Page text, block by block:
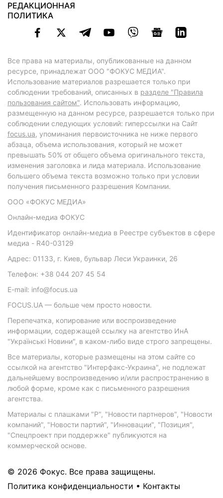
РЕДАКЦИОННАЯ
ПОЛИТИКА
Все права на материалы, опубликованные на данном
ресурсе, принадлежат ООО "ФОКУС МЕДИА".
Использование материалов разрешается только при
соблюдении требований, описанных в разделе "Правила
пользования сайтом". Использовать информацию,
размещенную на данном ресурсе, разрешается только при
соблюдении следующих условий: гиперссылки на Сайт
focus.ua, упоминания первоисточника не ниже первого
абзаца, объема использования, который не может
превышать 50% от общего объема оригинального текста,
изменения заголовка и лида материала. Использование
большего объема текста возможно только при условии
получения письменного разрешения Компании.
ООО «ФОКУС МЕДИА»
Онлайн-медиа ФОКУС
Идентификатор онлайн-медиа в Реестре субъектов в сфере
медиа - R40-03129
Адрес: 01133, г. Киев, бульвар Леси Украинки, 26
Телефон: +38 044 207 45 54
E-mail: info@focus.ua
FOCUS.UA — больше чем просто новости.
Перепечатка, копирование или воспроизведение
информации, содержащей ссылку на агентство ИнА
"Українські Новини", в каком-либо виде строго запрещены.
Все материалы, которые размещены на этом сайте со
ссылкой на агентство "Интерфакс-Украина", не подлежат
дальнейшему воспроизведению и/или распространению в
любой форме, кроме как с письменного разрешения
агентства.
Материалы с плашками "Р", "Новости партнеров", "Новости
компаний", "Новости партий", "Инновации", "Позиция",
"Спецпроект при поддержке" публикуются на
коммерческой основе.
© 2026 Фокус. Все права защищены.
Политика конфиденциальности • Контакты